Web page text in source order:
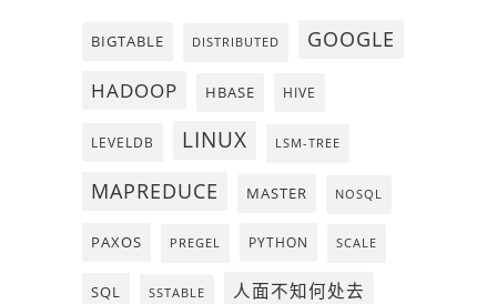
BIGTABLE DISTRIBUTED GOOGLE
HADOOP HBASE HIVE
LEVELDB LINUX LSM-TREE
MAPREDUCE MASTER NOSQL
PAXOS PREGEL PYTHON SCALE
SQL SSTABLE 人面不知何处去